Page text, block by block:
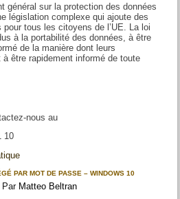
général sur la protection des données
législation complexe qui ajoute des
tous les citoyens de l’UE. La loi
à la portabilité des données, à être
de la manière dont leurs
être rapidement informé de toute
nous au
10
PAR MOT DE PASSE – WINDOWS 10
Par Matteo Beltran